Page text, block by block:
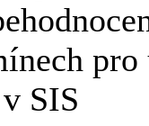
pro
SIS